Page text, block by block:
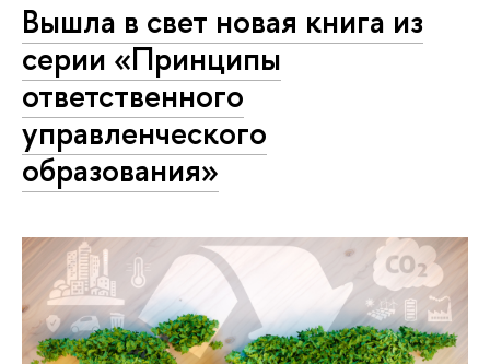
Вышла в свет новая книга из
серии «Принципы
ответственного
управленческого
образования»